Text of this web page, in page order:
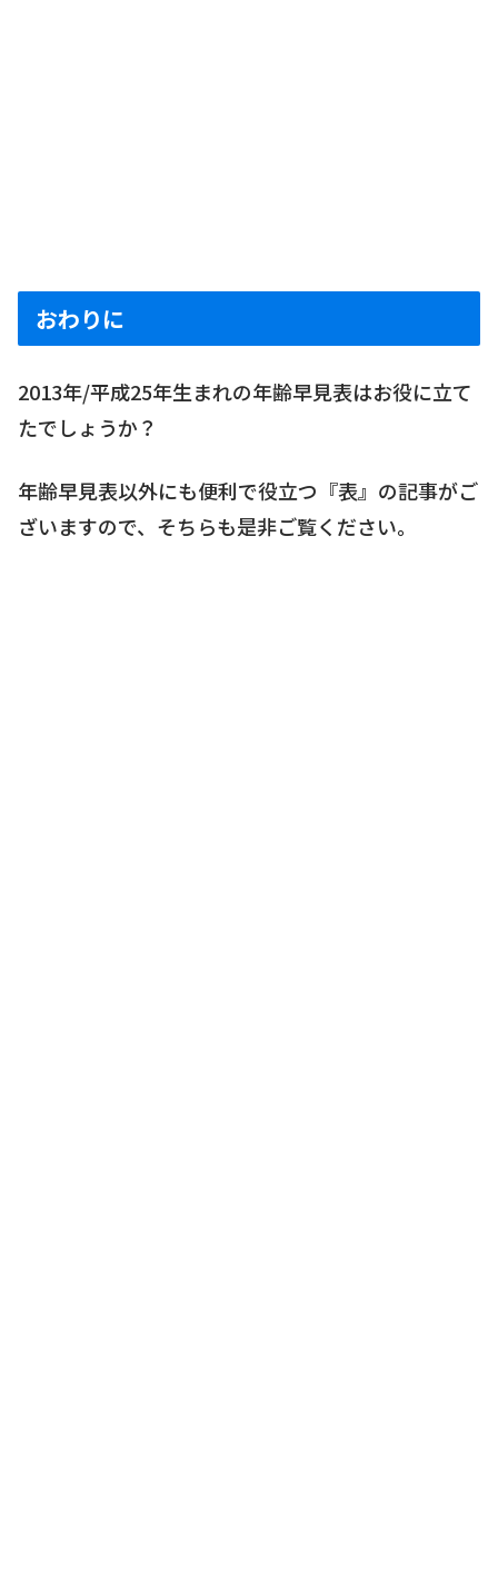
おわりに
2013年/平成25年生まれの年齢早見表はお役に立て
たでしょうか？
年齢早見表以外にも便利で役立つ『表』の記事がご
ざいますので、そちらも是非ご覧ください。